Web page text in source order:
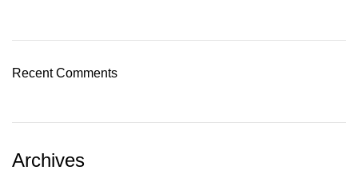
Recent Comments
Archives